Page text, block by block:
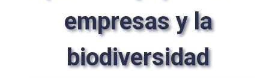
empresas y la
biodiversidad